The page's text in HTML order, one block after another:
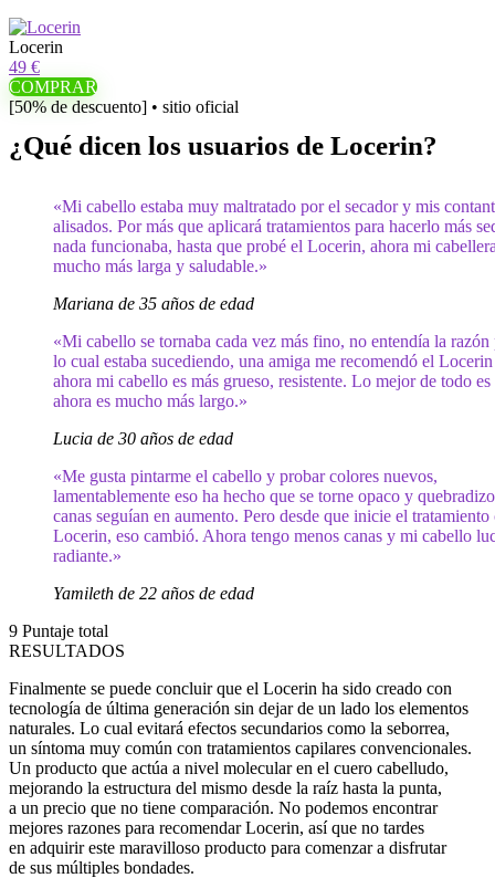
Locerin
49 €
COMPRAR
[50% de descuento] • sitio oficial
¿Qué dicen los usuarios de Locerin?
«Mi cabello estaba muy maltratado por el secador y mis
alisados. Por más que aplicará tratamientos para hacerlo más
nada funcionaba, hasta que probé el Locerin, ahora mi
mucho más larga y saludable.»
Mariana de 35 años de edad
«Mi cabello se tornaba cada vez más fino, no entendía la razón
lo cual estaba sucediendo, una amiga me recomendó el
ahora mi cabello es más grueso, resistente. Lo mejor de todo es
ahora es mucho más largo.»
Lucia de 30 años de edad
«Me gusta pintarme el cabello y probar colores nuevos,
lamentablemente eso ha hecho que se torne opaco y
canas seguían en aumento. Pero desde que inicie el tratamiento
Locerin, eso cambió. Ahora tengo menos canas y mi cabello
radiante.»
Yamileth de 22 años de edad
9 Puntaje total
RESULTADOS
Finalmente se puede concluir que el Locerin ha sido creado con
tecnología de última generación sin dejar de un lado los elementos
naturales. Lo cual evitará efectos secundarios como la seborrea,
un síntoma muy común con tratamientos capilares convencionales.
Un producto que actúa a nivel molecular en el cuero cabelludo,
mejorando la estructura del mismo desde la raíz hasta la punta,
a un precio que no tiene comparación. No podemos encontrar
mejores razones para recomendar Locerin, así que no tardes
en adquirir este maravilloso producto para comenzar a disfrutar
de sus múltiples bondades.